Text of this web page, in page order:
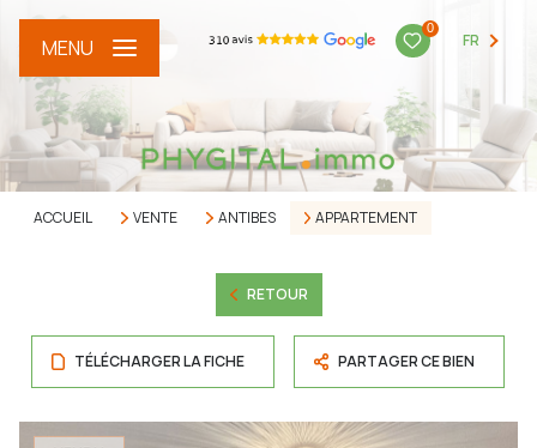
0
FR
MENU
ACCUEIL VENTE ANTIBES APPARTEMENT
RETOUR
TÉLÉCHARGER LA FICHE PARTAGER CE BIEN